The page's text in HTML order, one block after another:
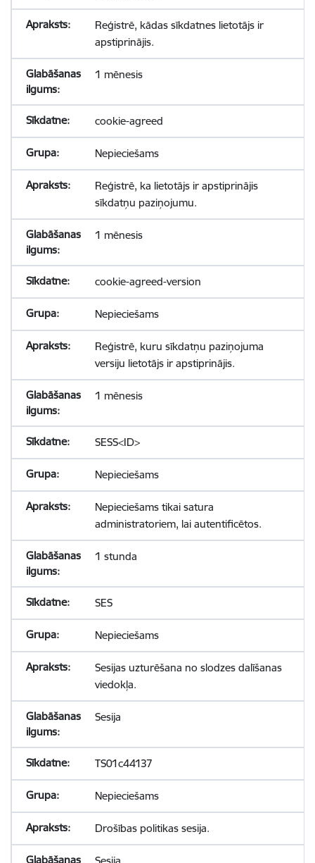
Reģistrē, kādas sīkdatnes lietotājs ir
apstiprinājis.
1 mēnesis
cookie-agreed
Nepieciešams
Reģistrē, ka lietotājs ir apstiprinājis
sīkdatņu paziņojumu.
1 mēnesis
cookie-agreed-version
Nepieciešams
Reģistrē, kuru sīkdatņu paziņojuma
versiju lietotājs ir apstiprinājis.
1 mēnesis
SESS<ID>
Nepieciešams
Nepieciešams tikai satura
administratoriem, lai autentificētos.
1 stunda
SES
Nepieciešams
Sesijas uzturēšana no slodzes dalīšanas
viedokļa.
Sesija
TS01c44137
Nepieciešams
Drošības politikas sesija.